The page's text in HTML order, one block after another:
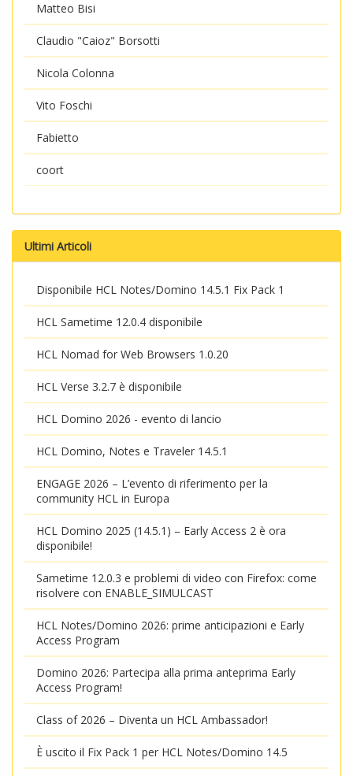
Matteo Bisi
Claudio "Caioz" Borsotti
Nicola Colonna
Vito Foschi
Fabietto
coort
Ultimi Articoli
Disponibile HCL Notes/Domino 14.5.1 Fix Pack 1
HCL Sametime 12.0.4 disponibile
HCL Nomad for Web Browsers 1.0.20
HCL Verse 3.2.7 è disponibile
HCL Domino 2026 - evento di lancio
HCL Domino, Notes e Traveler 14.5.1
ENGAGE 2026 – L’evento di riferimento per la
community HCL in Europa
HCL Domino 2025 (14.5.1) – Early Access 2 è ora
disponibile!
Sametime 12.0.3 e problemi di video con Firefox: come
risolvere con ENABLE_SIMULCAST
HCL Notes/Domino 2026: prime anticipazioni e Early
Access Program
Domino 2026: Partecipa alla prima anteprima Early
Access Program!
Class of 2026 – Diventa un HCL Ambassador!
È uscito il Fix Pack 1 per HCL Notes/Domino 14.5